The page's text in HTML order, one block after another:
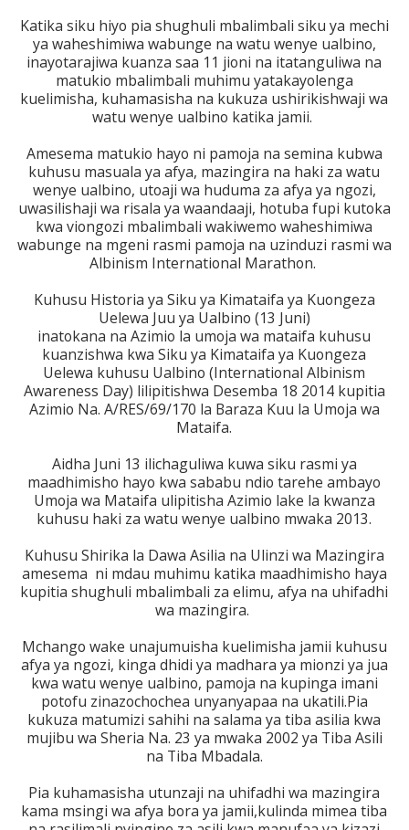
Katika siku hiyo pia shughuli mbalimbali siku ya mechi
ya waheshimiwa wabunge na watu wenye ualbino,
inayotarajiwa kuanza saa 11 jioni na itatanguliwa na
matukio mbalimbali muhimu yatakayolenga
kuelimisha, kuhamasisha na kukuza ushirikishwaji wa
watu wenye ualbino katika jamii.
Amesema matukio hayo ni pamoja na semina kubwa
kuhusu masuala ya afya, mazingira na haki za watu
wenye ualbino, utoaji wa huduma za afya ya ngozi,
uwasilishaji wa risala ya waandaaji, hotuba fupi kutoka
kwa viongozi mbalimbali wakiwemo waheshimiwa
wabunge na mgeni rasmi pamoja na uzinduzi rasmi wa
Albinism International Marathon.
Kuhusu Historia ya Siku ya Kimataifa ya Kuongeza
Uelewa Juu ya Ualbino (13 Juni)
inatokana na Azimio la umoja wa mataifa kuhusu
kuanzishwa kwa Siku ya Kimataifa ya Kuongeza
Uelewa kuhusu Ualbino (International Albinism
Awareness Day) lilipitishwa Desemba 18 2014 kupitia
Azimio Na. A/RES/69/170 la Baraza Kuu la Umoja wa
Mataifa.
Aidha Juni 13 ilichaguliwa kuwa siku rasmi ya
maadhimisho hayo kwa sababu ndio tarehe ambayo
Umoja wa Mataifa ulipitisha Azimio lake la kwanza
kuhusu haki za watu wenye ualbino mwaka 2013.
Kuhusu Shirika la Dawa Asilia na Ulinzi wa Mazingira
amesema ni mdau muhimu katika maadhimisho haya
kupitia shughuli mbalimbali za elimu, afya na uhifadhi
wa mazingira.
Mchango wake unajumuisha kuelimisha jamii kuhusu
afya ya ngozi, kinga dhidi ya madhara ya mionzi ya jua
kwa watu wenye ualbino, pamoja na kupinga imani
potofu zinazochochea unyanyapaa na ukatili.Pia
kukuza matumizi sahihi na salama ya tiba asilia kwa
mujibu wa Sheria Na. 23 ya mwaka 2002 ya Tiba Asili
na Tiba Mbadala.
Pia kuhamasisha utunzaji na uhifadhi wa mazingira
kama msingi wa afya bora ya jamii,kulinda mimea tiba